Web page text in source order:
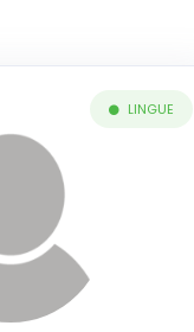
LINGUE